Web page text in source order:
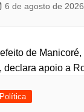
6 de agosto de 2026
Política